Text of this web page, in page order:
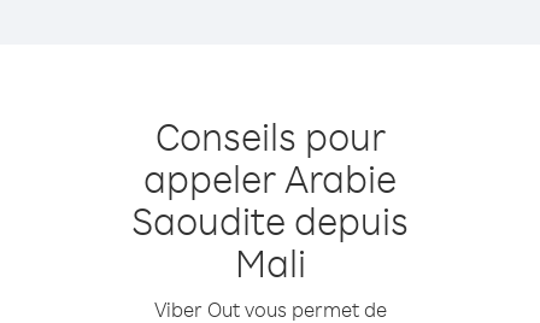
Conseils pour
appeler Arabie
Saoudite depuis
Mali
Viber Out vous permet de